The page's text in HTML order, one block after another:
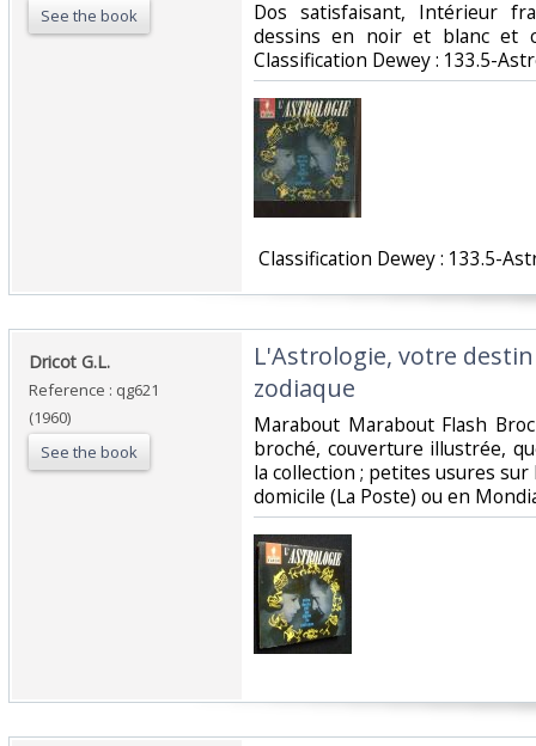
See the book
Dos satisfaisant, Intérieur
dessins en noir et blanc et
Classification Dewey : 133.5-
Classification Dewey : 133.5-
‎Dricot G.L.‎
Reference : qg621
(1960)
See the book
‎L'Astrologie, votre
zodiaque‎
‎Marabout Marabout Flash
broché, couverture illustrée,
la collection ; petites usures
domicile (La Poste) ou en